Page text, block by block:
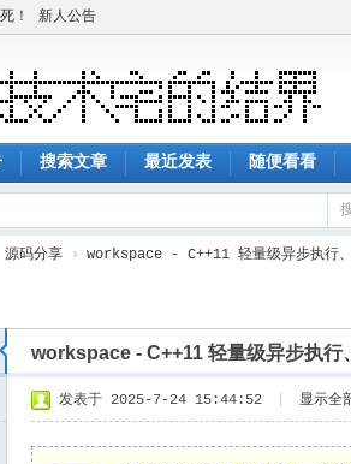
！ 新人公告
搜索文章 最近发表 随便看看
源码分享 › workspace - C++11 轻量级异步执行
workspace - C++11 轻量级异步执行
发表于 2025-7-24 15:44:52 显示全